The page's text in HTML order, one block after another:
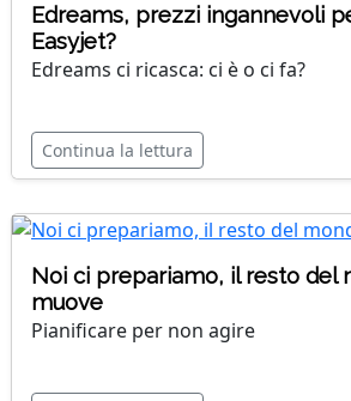
Edreams, prezzi ingannevoli
Easyjet?
Edreams ci ricasca: ci è o ci fa?
Continua la lettura
Noi ci prepariamo, il resto del
muove
Pianificare per non agire